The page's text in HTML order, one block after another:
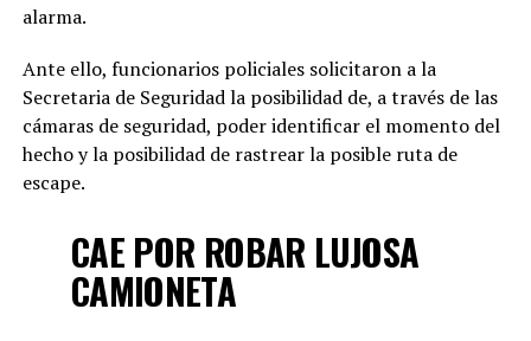
alarma.
Ante ello, funcionarios policiales solicitaron a la
Secretaria de Seguridad la posibilidad de, a través de las
cámaras de seguridad, poder identificar el momento del
hecho y la posibilidad de rastrear la posible ruta de
escape.
CAE POR ROBAR LUJOSA
CAMIONETA